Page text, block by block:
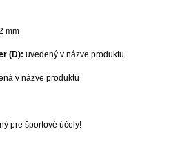
mm
(D): uvedený v názve produktu
v názve produktu
pre športové účely!